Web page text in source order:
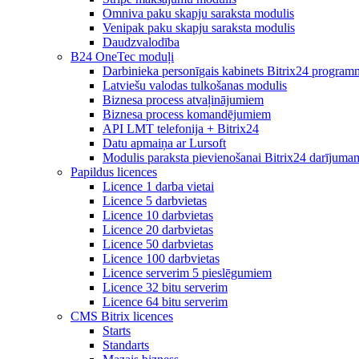
Omniva paku skapju saraksta modulis
Venipak paku skapju saraksta modulis
Daudzvalodība
B24 OneTec moduļi
Darbinieka personīgais kabinets Bitrix24
Latviešu valodas tulkošanas modulis
Biznesa process atvaļinājumiem
Biznesa process komandējumiem
API LMT telefonija + Bitrix24
Datu apmaiņa ar Lursoft
Modulis paraksta pievienošanai Bitrix24
Papildus licences
Licence 1 darba vietai
Licence 5 darbvietas
Licence 10 darbvietas
Licence 20 darbvietas
Licence 50 darbvietas
Licence 100 darbvietas
Licence serverim 5 pieslēgumiem
Licence 32 bitu serverim
Licence 64 bitu serverim
CMS Bitrix licences
Starts
Standarts